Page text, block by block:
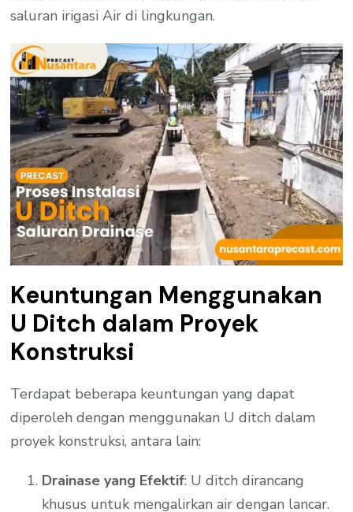
saluran irigasi Air di lingkungan.
Keuntungan Menggunakan
U Ditch dalam Proyek
Konstruksi
Terdapat beberapa keuntungan yang dapat
diperoleh dengan menggunakan U ditch dalam
proyek konstruksi, antara lain:
Drainase yang Efektif: U ditch dirancang
khusus untuk mengalirkan air dengan lancar.